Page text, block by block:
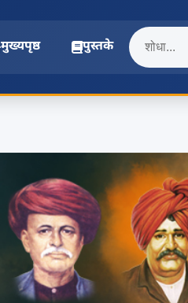
मुख्यपृष्ठ पुस्तके